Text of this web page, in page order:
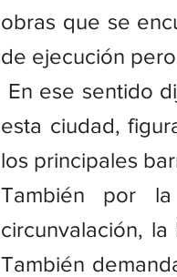
obras que se
de ejecución
En ese sentido
esta ciudad,
los principales
También por
circunvalación,
También